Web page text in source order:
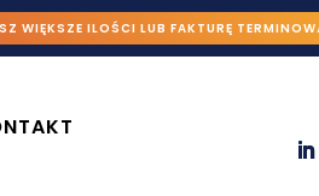
WIĘKSZE ILOŚCI LUB FAKTURĘ